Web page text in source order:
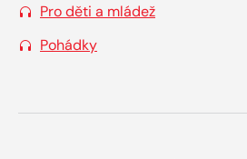
Pro děti a mládež
Pohádky